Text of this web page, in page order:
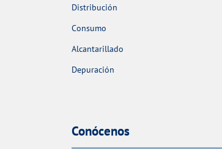
Distribución
Consumo
Alcantarillado
Depuración
Conócenos